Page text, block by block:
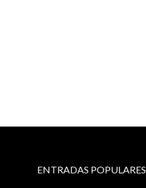
ENTRADAS POPULARES